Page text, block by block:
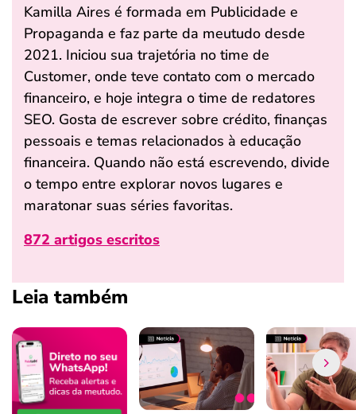
Kamilla Aires é formada em Publicidade e
Propaganda e faz parte da meutudo desde
2021. Iniciou sua trajetória no time de
Customer, onde teve contato com o mercado
financeiro, e hoje integra o time de redatores
SEO. Gosta de escrever sobre crédito, finanças
pessoais e temas relacionados à educação
financeira. Quando não está escrevendo, divide
o tempo entre explorar novos lugares e
maratonar suas séries favoritas.
872 artigos escritos
Leia também